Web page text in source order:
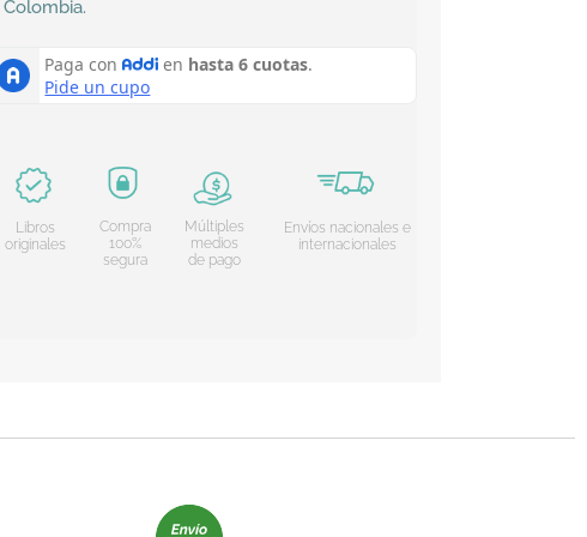
Colombia.
Libros
originales
Compra
100%
segura
Múltiples
medios
de pago
Envíos nacionales e
internacionales